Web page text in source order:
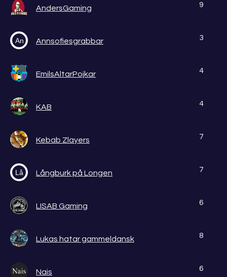
AndersGaming 9
An Annsofiesgrabbar 3
EmilsAltarPojkar 4
KAB 4
Kebab Zlayers 7
Lå Långburk på Longen 7
LISAB Gaming 6
Lukas hatar gammeldansk 8
Nais 6